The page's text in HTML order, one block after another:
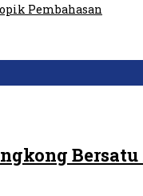
Pembahasan